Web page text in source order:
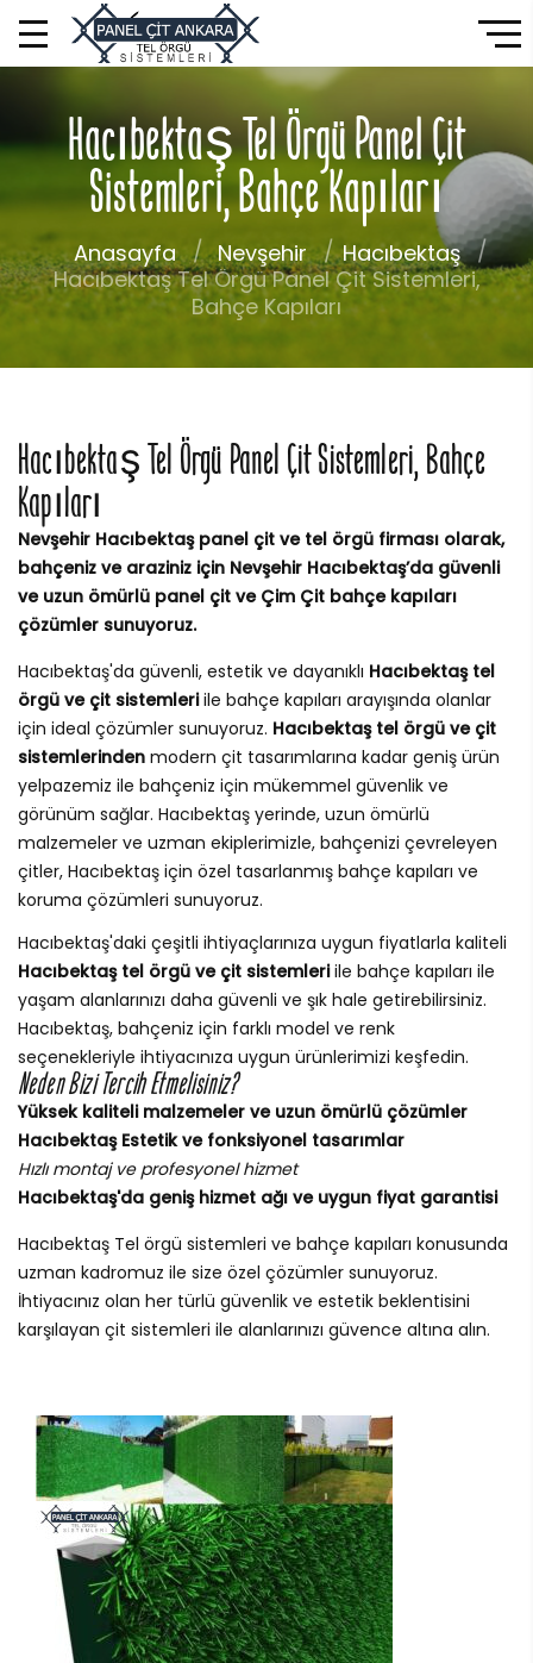
Hacıbektaş Tel Örgü Panel Çit
Sistemleri, Bahçe Kapıları
Anasayfa Nevşehir
Hacıbektaş
Hacıbektaş Tel Örgü Panel Çit Sistemleri,
Bahçe Kapıları
Hacıbektaş Tel Örgü Panel Çit Sistemleri, Bahçe
Kapıları
Nevşehir Hacıbektaş panel çit ve tel örgü firması olarak,
bahçeniz ve araziniz için Nevşehir Hacıbektaş’da güvenli
ve uzun ömürlü panel çit ve Çim Çit bahçe kapıları
çözümler sunuyoruz.
Hacıbektaş'da güvenli, estetik ve dayanıklı Hacıbektaş tel
örgü ve çit sistemleriile bahçe kapıları arayışında olanlar
için ideal çözümler sunuyoruz. Hacıbektaş tel örgü ve çit
sistemlerinden modern çit tasarımlarına kadar geniş ürün
yelpazemiz ile bahçeniz için mükemmel güvenlik ve
görünüm sağlar. Hacıbektaş yerinde, uzun ömürlü
malzemeler ve uzman ekiplerimizle, bahçenizi çevreleyen
çitler, Hacıbektaş için özel tasarlanmış bahçe kapıları ve
koruma çözümleri sunuyoruz.
Hacıbektaş'daki çeşitli ihtiyaçlarınıza uygun fiyatlarla kaliteli
Hacıbektaş tel örgü ve çit sistemleriile bahçe kapıları ile
yaşam alanlarınızı daha güvenli ve şık hale getirebilirsiniz.
Hacıbektaş, bahçeniz için farklı model ve renk
seçenekleriyle ihtiyacınıza uygun ürünlerimizi keşfedin.
Neden Bizi Tercih Etmelisiniz?
Yüksek kaliteli malzemeler ve uzun ömürlü çözümler
Hacıbektaş Estetik ve fonksiyonel tasarımlar
Hızlı montaj ve profesyonel hizmet
Hacıbektaş'da geniş hizmet ağı ve uygun fiyat garantisi
Hacıbektaş Tel örgü sistemleri ve bahçe kapıları konusunda
uzman kadromuz ile size özel çözümler sunuyoruz.
İhtiyacınız olan her türlü güvenlik ve estetik beklentisini
karşılayan çit sistemleri ile alanlarınızı güvence altına alın.